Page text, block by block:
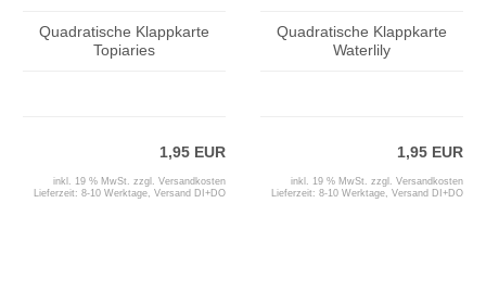
Quadratische Klappkarte
Topiaries
1,95 EUR
inkl. 19 % MwSt. zzgl. Versandkosten
Lieferzeit: 8-10 Werktage, Versand DI+DO
Quadratische Klappkarte
Waterlily
1,95 EUR
inkl. 19 % MwSt. zzgl. Versandkosten
Lieferzeit: 8-10 Werktage, Versand DI+DO